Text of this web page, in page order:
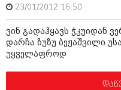
ინტერვიუები
ამბები
საზოგადოება
მოდი, ვილაპარაკოთ
მოდა + დიზაინი
რელიგია
23/01/2012 16:50
ვინ გადაჰყავს ჭკუიდან
დარჩა ზუზუ ბეჟაშვილი
უყველაფროდ